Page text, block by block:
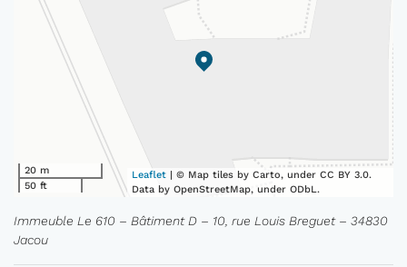
20 m
50 ft
Leaflet | © Map tiles by Carto, under CC BY 3.0.
Data by OpenStreetMap, under ODbL.
Immeuble Le 610 – Bâtiment D – 10, rue Louis Breguet – 34830
Jacou